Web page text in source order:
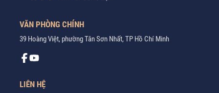
VĂN PHÒNG CHÍNH
39 Hoàng Việt, phường Tân Sơn Nhất, TP Hồ Chí Minh
LIÊN HỆ